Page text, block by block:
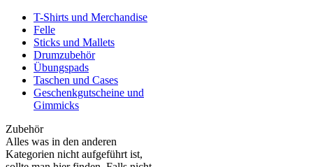
T-Shirts und Merchandise
Felle
Sticks und Mallets
Drumzubehör
Übungspads
Taschen und Cases
Geschenkgutscheine und
Gimmicks
Zubehör
Alles was in den anderen
Kategorien nicht aufgeführt ist,